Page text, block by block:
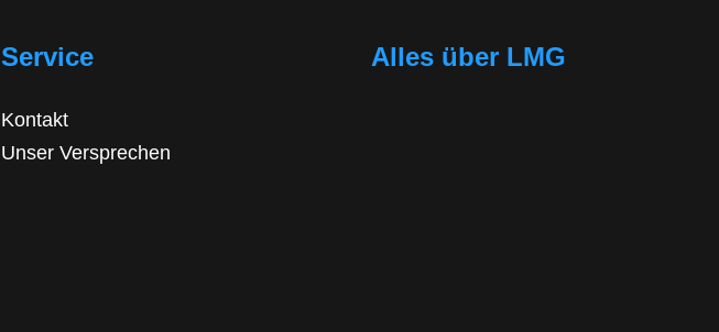
Service
Kontakt
Unser Versprechen
Alles über LMG